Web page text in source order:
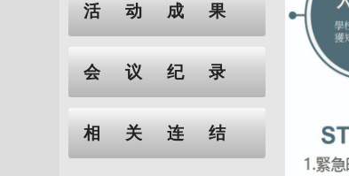
活动成果
会议纪录
相关连结